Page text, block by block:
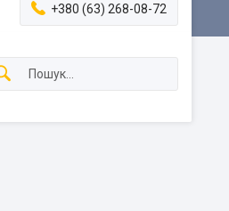
+380 (63) 268-08-72